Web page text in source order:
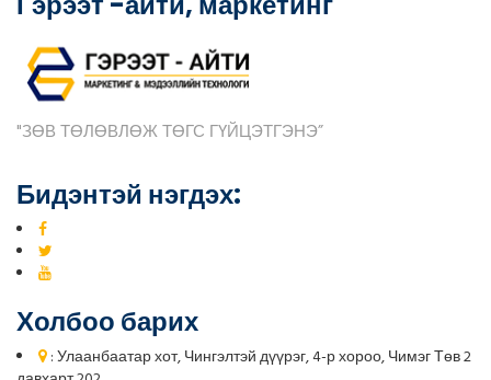
"ЗӨВ ТӨЛӨВЛӨЖ ТӨГС ГҮЙЦЭТГЭНЭ”
Бидэнтэй нэгдэх:
Холбоо барих
: Улаанбаатар хот, Чингэлтэй дүүрэг, 4-р хороо, Чимэг Төв 2